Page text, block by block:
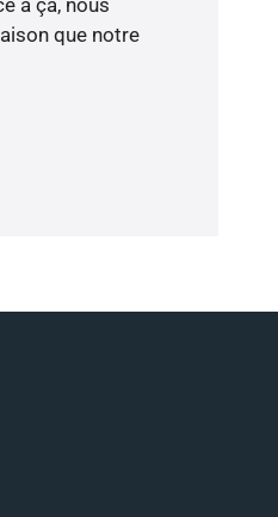
à ça, nous
que notre